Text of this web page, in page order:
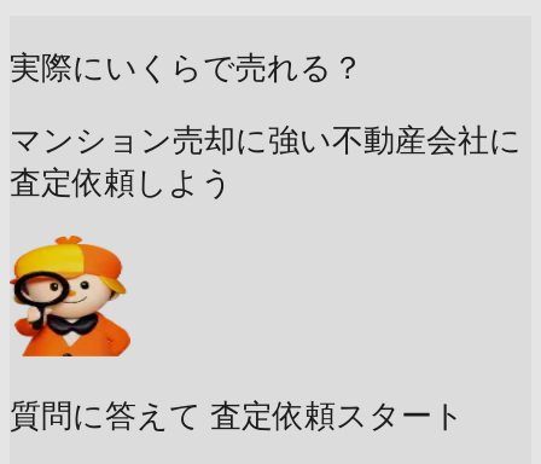
実際にいくらで売れる？
マンション売却に強い不動産会社に
査定依頼しよう
質問に答えて 査定依頼スタート